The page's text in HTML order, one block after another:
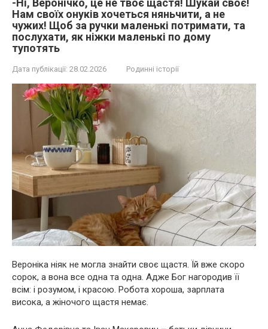
-Ні, Веронічко, це не твоє щастя! Шукай своє!
Нам своїх онуків хочеться няньчити, а не
чужих! Щоб за ручки маленькі потримати, та
послухати, як ніжки маленькі по дому
тупотять
Дата публікації: 28.02.2026 Родинні історії
Вероніка ніяк не могла знайти своє щастя. Їй вже скоро
сорок, а вона все одна та одна. Адже Бог нагородив її
всім: і розумом, і красою. Робота хороша, зарплата
висока, а жіночого щастя немає.